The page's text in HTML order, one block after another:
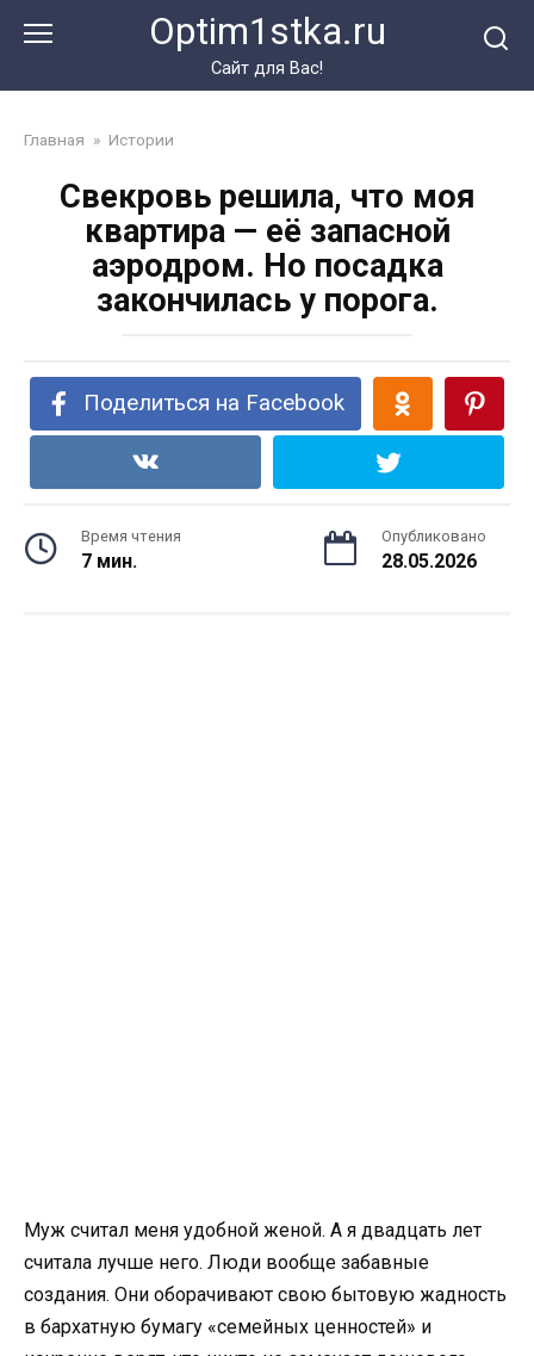
Optim1stka.ru
Сайт для Вас!
Главная » Истории
Свекровь решила, что моя
квартира — её запасной
аэродром. Но посадка
закончилась у порога.
Поделиться на Facebook
Время чтения
7 мин.
Опубликовано
28.05.2026
Муж считал меня удобной женой. А я двадцать лет
считала лучше него. Люди вообще забавные
создания. Они оборачивают свою бытовую жадность
в бархатную бумагу «семейных ценностей» и